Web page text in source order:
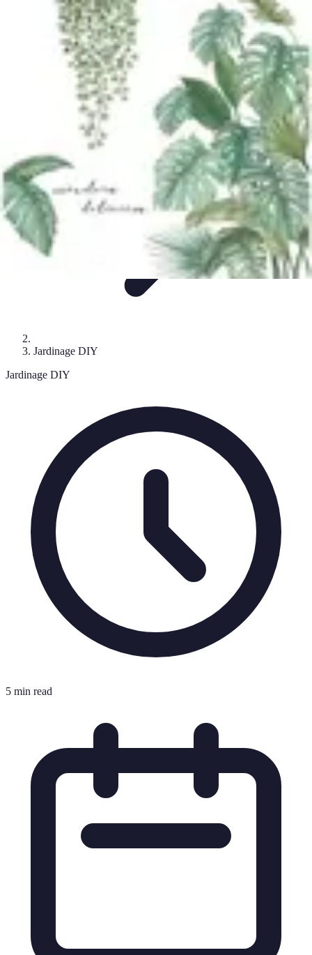
Easy DIY Ideas
Outils et MatériauxDécorationPeinture Bien-êtreÉvénementiel
Easy DIY Ideas
Jardinage DIY
Jardinage DIY
5 min read